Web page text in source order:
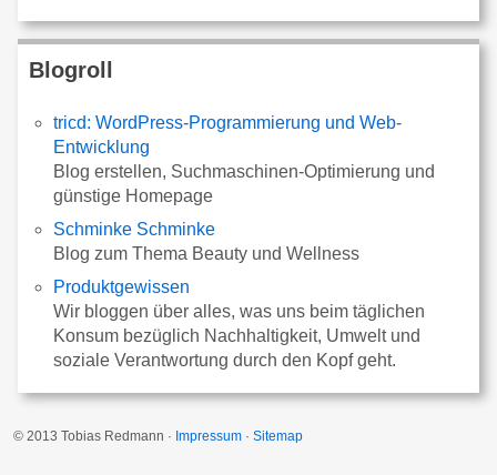
Blogroll
tricd: WordPress-Programmierung und Web-
Entwicklung
Blog erstellen, Suchmaschinen-Optimierung und
günstige Homepage
Schminke Schminke
Blog zum Thema Beauty und Wellness
Produktgewissen
Wir bloggen über alles, was uns beim täglichen
Konsum bezüglich Nachhaltigkeit, Umwelt und
soziale Verantwortung durch den Kopf geht.
© 2013 Tobias Redmann · Impressum · Sitemap